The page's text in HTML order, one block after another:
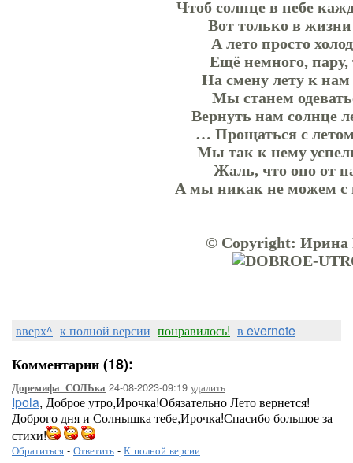
Чтоб солнце в небе
Вот только в
А лето просто
Ещё немного, пару,
На смену лету к нам
Мы станем
Вернуть нам солнце
… Прощаться с
Мы так к нему
Жаль, что оно от
А мы никак не можем с
© Copyright: Ирина
вверх^ к полной версии понравилось! в evernote
Комментарии (18):
Доремифа_СОЛЬка 24-08-2023-09:19 удалить
Ipola, Доброе утро,Ирочка!Обязательно Лето вернется!
Доброго дня и Солнышка тебе,Ирочка!Спасибо большое за
стихи!
Обратиться - Ответить - К полной версии